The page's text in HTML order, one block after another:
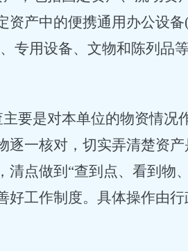
产中的便携通用办公设备(
专用设备、文物和陈列品
要是对本单位的物资情况
逐一核对，切实弄清楚资
点做到“查到点、看到物、
工作制度。具体操作由行